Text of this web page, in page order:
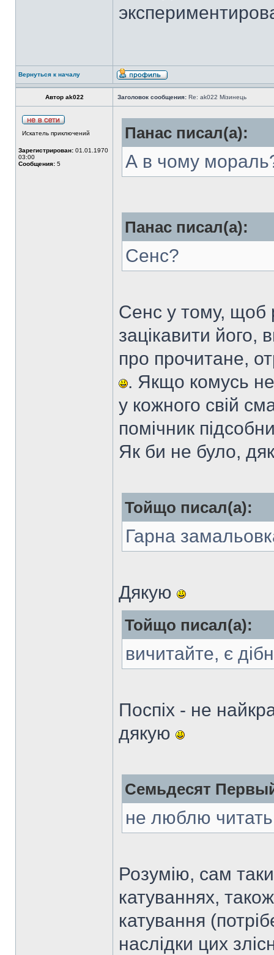
Вернуться к началу
Автор ak022 Заголовок сообщения: Re: ak022 Мізинець
Искатель приключений
Зарегистрирован: 01.01.1970
03:00
Сообщения: 5
Панас писал(а):
А в чому
Панас писал(а):
Сенс?
Сенс у тому, щоб
зацікавити його,
про прочитане,
. Якщо комусь
у кожного свій
помічник
Як би не було,
Тойщо писал(а):
Гарна
Дякую
Тойщо писал(а):
вичитайте, є
Поспіх - не
дякую
Семьдесят
не люблю
Розумію, сам
катуваннях,
катування
наслідки цих